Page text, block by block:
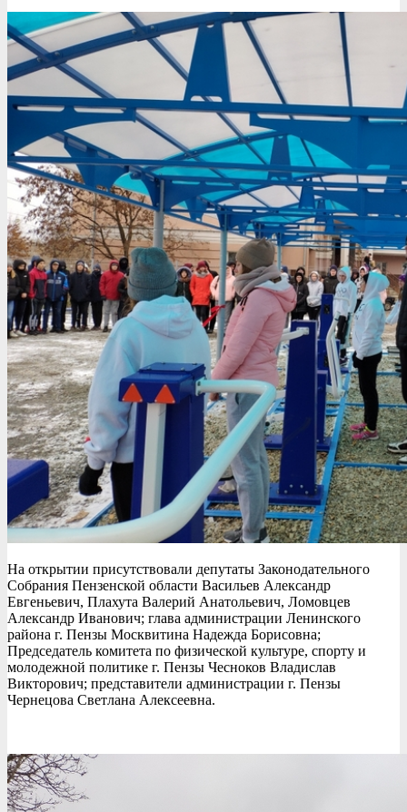
На открытии присутствовали депутаты Законодательного
Собрания Пензенской области Васильев Александр
Евгеньевич, Плахута Валерий Анатольевич, Ломовцев
Александр Иванович; глава администрации Ленинского
района г. Пензы Москвитина Надежда Борисовна;
Председатель комитета по физической культуре, спорту и
молодежной политике г. Пензы Чесноков Владислав
Викторович; представители администрации г. Пензы
Чернецова Светлана Алексеевна.